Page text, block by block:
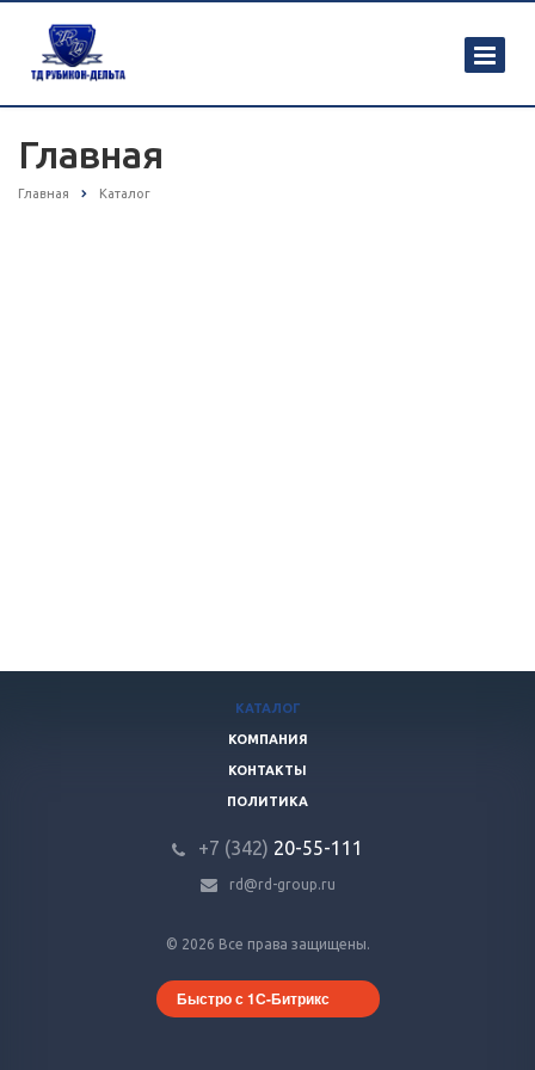
Главная
Главная Каталог
© 2026 Все права защищены.
Быстро с 1С-Битрикс
КАТАЛОГ
КОМПАНИЯ
КОНТАКТЫ
ПОЛИТИКА
+7 (342) 20-55-111
rd@rd-group.ru